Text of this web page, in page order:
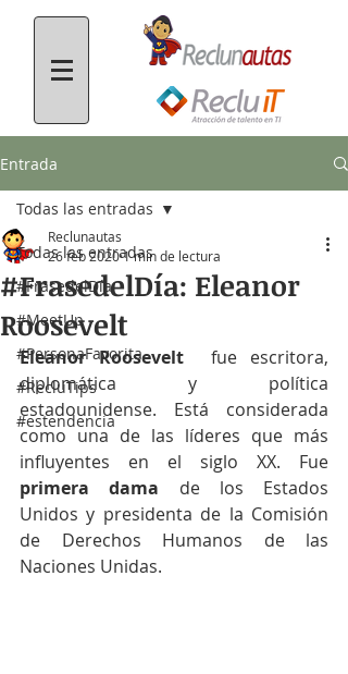
Entrada
Todas las entradas
#FrasedelDía
#MeetUp
#PersonaFavorita
#RecluTips
#estendencia
Todas las entradas
#FrasedelDía: Eleanor
Roosevelt
Reclunautas
26 feb 20201 min de lectura
Eleanor Roosevelt fue escritora,
diplomática y política
estadounidense. Está considerada
como una de las líderes que más
primera dama de los Estados
Unidos y presidenta de la Comisión
de Derechos Humanos de las
Naciones Unidas.